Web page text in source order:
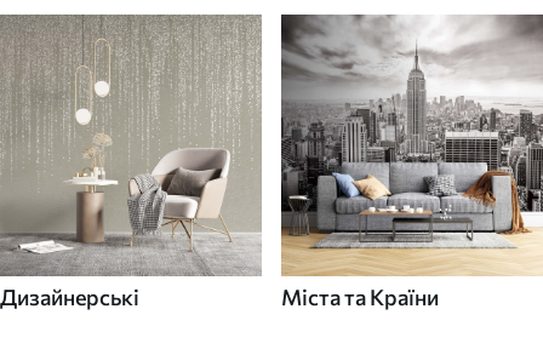
Дизайнерські Міста та Країни